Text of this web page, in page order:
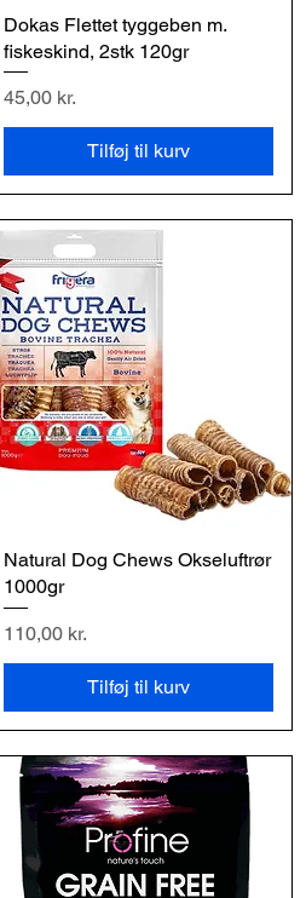
Hurtigvisning
Dokas Flettet tyggeben m.
fiskeskind, 2stk 120gr
Pris
45,00 kr.
Tilføj til kurv
Hurtigvisning
Natural Dog Chews Okseluftrør
1000gr
Pris
110,00 kr.
Tilføj til kurv